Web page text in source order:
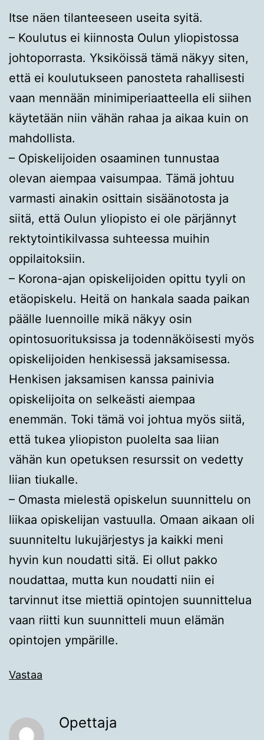
Itse näen tilanteeseen useita syitä.
– Koulutus ei kiinnosta Oulun yliopistossa
johtoporrasta. Yksiköissä tämä näkyy siten,
että ei koulutukseen panosteta rahallisesti
vaan mennään minimiperiaatteella eli siihen
käytetään niin vähän rahaa ja aikaa kuin on
mahdollista.
– Opiskelijoiden osaaminen tunnustaa
olevan aiempaa vaisumpaa. Tämä johtuu
varmasti ainakin osittain sisäänotosta ja
siitä, että Oulun yliopisto ei ole pärjännyt
rektytointikilvassa suhteessa muihin
oppilaitoksiin.
– Korona-ajan opiskelijoiden opittu tyyli on
etäopiskelu. Heitä on hankala saada paikan
päälle luennoille mikä näkyy osin
opintosuorituksissa ja todennäköisesti myös
opiskelijoiden henkisessä jaksamisessa.
Henkisen jaksamisen kanssa painivia
opiskelijoita on selkeästi aiempaa
enemmän. Toki tämä voi johtua myös siitä,
että tukea yliopiston puolelta saa liian
vähän kun opetuksen resurssit on vedetty
liian tiukalle.
– Omasta mielestä opiskelun suunnittelu on
liikaa opiskelijan vastuulla. Omaan aikaan oli
suunniteltu lukujärjestys ja kaikki meni
hyvin kun noudatti sitä. Ei ollut pakko
noudattaa, mutta kun noudatti niin ei
tarvinnut itse miettiä opintojen suunnittelua
vaan riitti kun suunnitteli muun elämän
opintojen ympärille.
Vastaa
Opettaja